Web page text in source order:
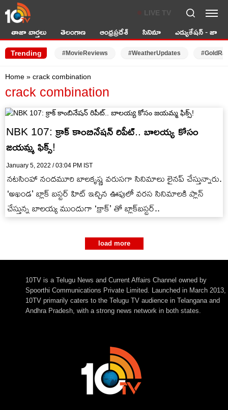
LIVE TV
తాజా వార్తలు తెలంగాణ ఆంధ్రప్రదేశ్ సినిమా ఎడ్యుకేషన్ - జాబ్స్
Trending #MovieReviews #WeatherUpdates
Home » crack combination
crack combination
NBK 107: క్రాక్ కాంబినేషన్ రిపీట్.. బాలయ్య కోసం
జయమ్మ ఫిక్స్!
January 5, 2022 / 03:04 PM IST
నటసింహా నందమూరి బాలకృష్ణ వరుసగా సినిమాలు లైనప్ చేస్తున్నారు.
‘అఖండ’ బ్లాక్ బస్టర్ హిట్ ఇచ్చిన ఊపులో వరస సినిమాలకి ప్లాన్
చేస్తున్న బాలయ్య ముందుగా ‘క్రాక్’ తో బ్లాక్‌బస్టర్..
load more
10TV is a Telugu News and Current Affairs Channel owned by
Spoorthi Communications Private Limited. Launched in March 2013,
10TV primarily caters to the Telugu TV audience in Telangana and
Andhra Pradesh, with a strong news network in both states.